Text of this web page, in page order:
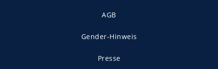
AGB
Gender-Hinweis
Presse